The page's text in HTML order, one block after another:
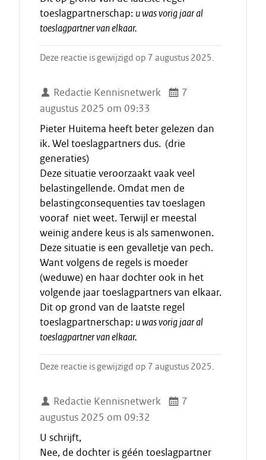
toeslagpartnerschap: u was vorig jaar al
toeslagpartner van elkaar.
Deze reactie is gewijzigd op 7 augustus 2025.
Redactie Kennisnetwerk
7
augustus 2025 om 09:33
Pieter Huitema heeft beter gelezen dan
ik. Wel toeslagpartners dus. (drie
generaties)
Deze situatie veroorzaakt vaak veel
belastingellende. Omdat men de
belastingconsequenties tav toeslagen
vooraf niet weet. Terwijl er meestal
weinig andere keus is als samenwonen.
Deze situatie is een gevalletje van pech.
Want volgens de regels is moeder
(weduwe) en haar dochter ook in het
volgende jaar toeslagpartners van elkaar.
Dit op grond van de laatste regel
toeslagpartnerschap: u was vorig jaar al
toeslagpartner van elkaar.
Deze reactie is gewijzigd op 7 augustus 2025.
Redactie Kennisnetwerk
7
augustus 2025 om 09:32
U schrijft,
Nee, de dochter is géén toeslagpartner